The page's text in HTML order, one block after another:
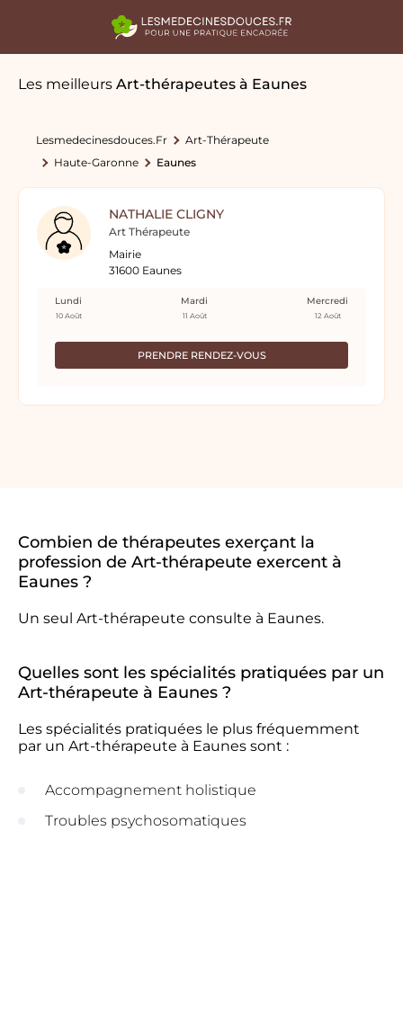
Les meilleurs Art-thérapeutes à Eaunes
Lesmedecinesdouces.fr
Art-Thérapeute
Haute-Garonne
Eaunes
NATHALIE CLIGNY
Art Thérapeute
Mairie
31600 Eaunes
PRENDRE RENDEZ-VOUS
Lundi
10 Août
Mardi
11 Août
Mercredi
12 Août
Combien de thérapeutes exerçant la
profession de Art-thérapeute exercent à
Eaunes ?
Un seul Art-thérapeute consulte à Eaunes.
Quelles sont les spécialités pratiquées par un
Art-thérapeute à Eaunes ?
Les spécialités pratiquées le plus fréquemment
par un Art-thérapeute à Eaunes sont :
Accompagnement holistique
Troubles psychosomatiques